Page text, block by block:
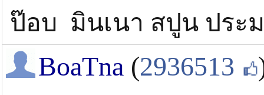
ป๊อบ มินเนา สปูน ปร
BoaTna (2936513